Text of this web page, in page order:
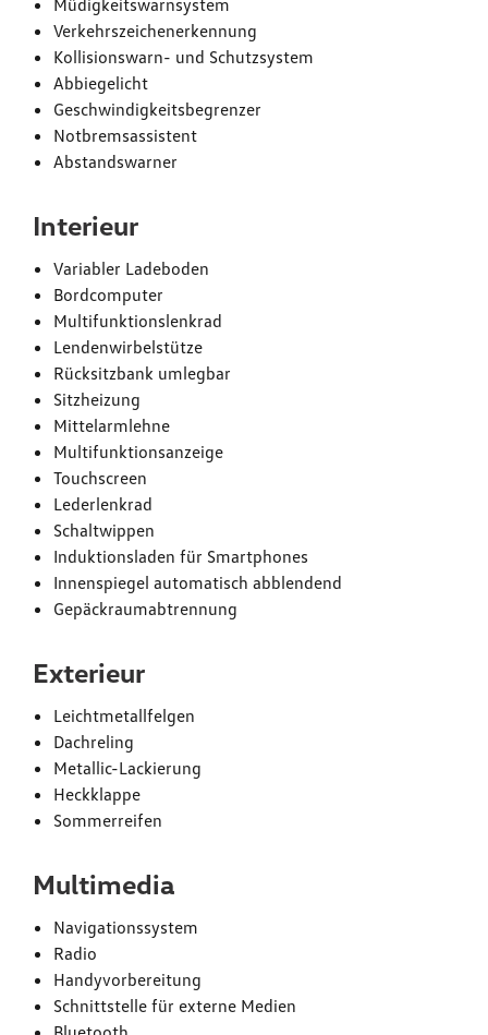
Müdigkeitswarnsystem
Verkehrszeichenerkennung
Kollisionswarn- und Schutzsystem
Abbiegelicht
Geschwindigkeitsbegrenzer
Notbremsassistent
Abstandswarner
Interieur
Variabler Ladeboden
Bordcomputer
Multifunktionslenkrad
Lendenwirbelstütze
Rücksitzbank umlegbar
Sitzheizung
Mittelarmlehne
Multifunktionsanzeige
Touchscreen
Lederlenkrad
Schaltwippen
Induktionsladen für Smartphones
Innenspiegel automatisch abblendend
Gepäckraumabtrennung
Exterieur
Leichtmetallfelgen
Dachreling
Metallic-Lackierung
Heckklappe
Sommerreifen
Multimedia
Navigationssystem
Radio
Handyvorbereitung
Schnittstelle für externe Medien